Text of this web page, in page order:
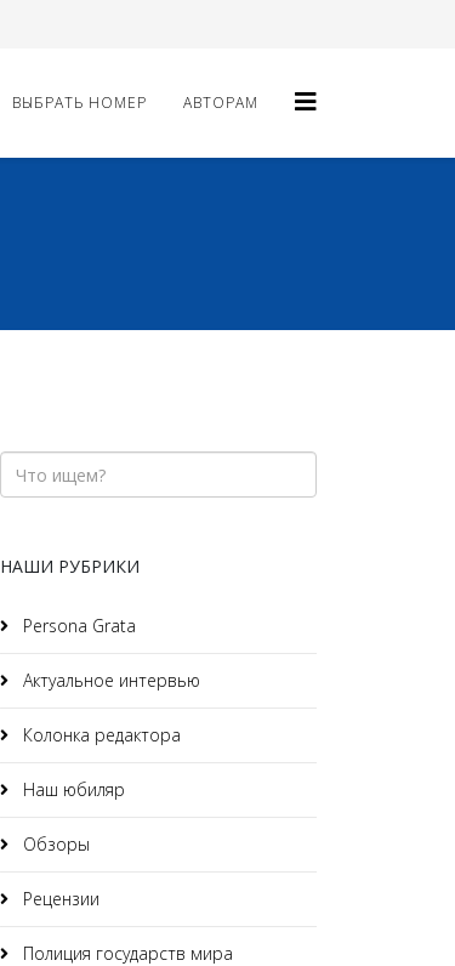
ВЫБРАТЬ НОМЕР АВТОРАМ
НАШИ РУБРИКИ
Persona Grata
Актуальное интервью
Колонка редактора
Наш юбиляр
Обзоры
Рецензии
Полиция государств мира